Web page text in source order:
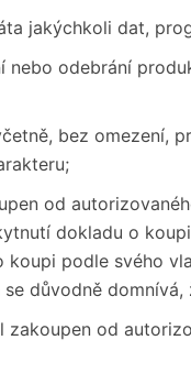
jakýchkoli dat,
nebo odebrání
bez omezení,
od
dokladu o
podle svého
důvodně
zakoupen od